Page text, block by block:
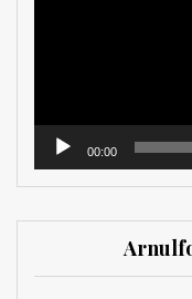
00:00